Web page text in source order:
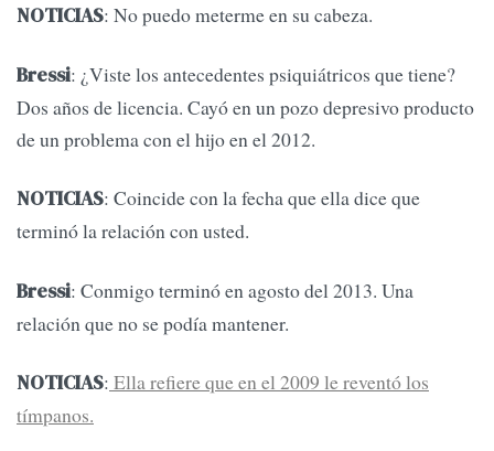
NOTICIAS: No puedo meterme en su cabeza.
Bressi: ¿Viste los antecedentes psiquiátricos que tiene?
Dos años de licencia. Cayó en un pozo depresivo producto
de un problema con el hijo en el 2012.
NOTICIAS: Coincide con la fecha que ella dice que
terminó la relación con usted.
Bressi: Conmigo terminó en agosto del 2013. Una
relación que no se podía mantener.
NOTICIAS: Ella refiere que en el 2009 le reventó los
tímpanos.